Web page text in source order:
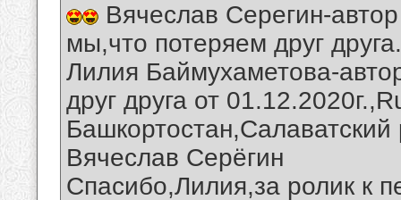
Вячеслав Серегин-
мы,что потеряем друг друга.
Лилия Баймухаметова-
друг друга от
Вячеслав Серёгин
Спасибо,Лилия,за ролик к